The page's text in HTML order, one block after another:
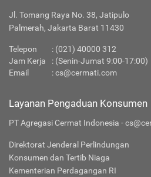
Jl. Tomang Raya No. 38, Jatipulo
Palmerah, Jakarta Barat 11430
Telepon : (021) 40000 312
Jam Kerja
: (Senin-Jumat 9:00-17:00)
Email
:cs@cermati.com
Layanan Pengaduan Konsumen
PT Agregasi Cermat Indonesia -
Direktorat Jenderal Perlindungan
Konsumen dan Tertib Niaga
Kementerian Perdagangan RI